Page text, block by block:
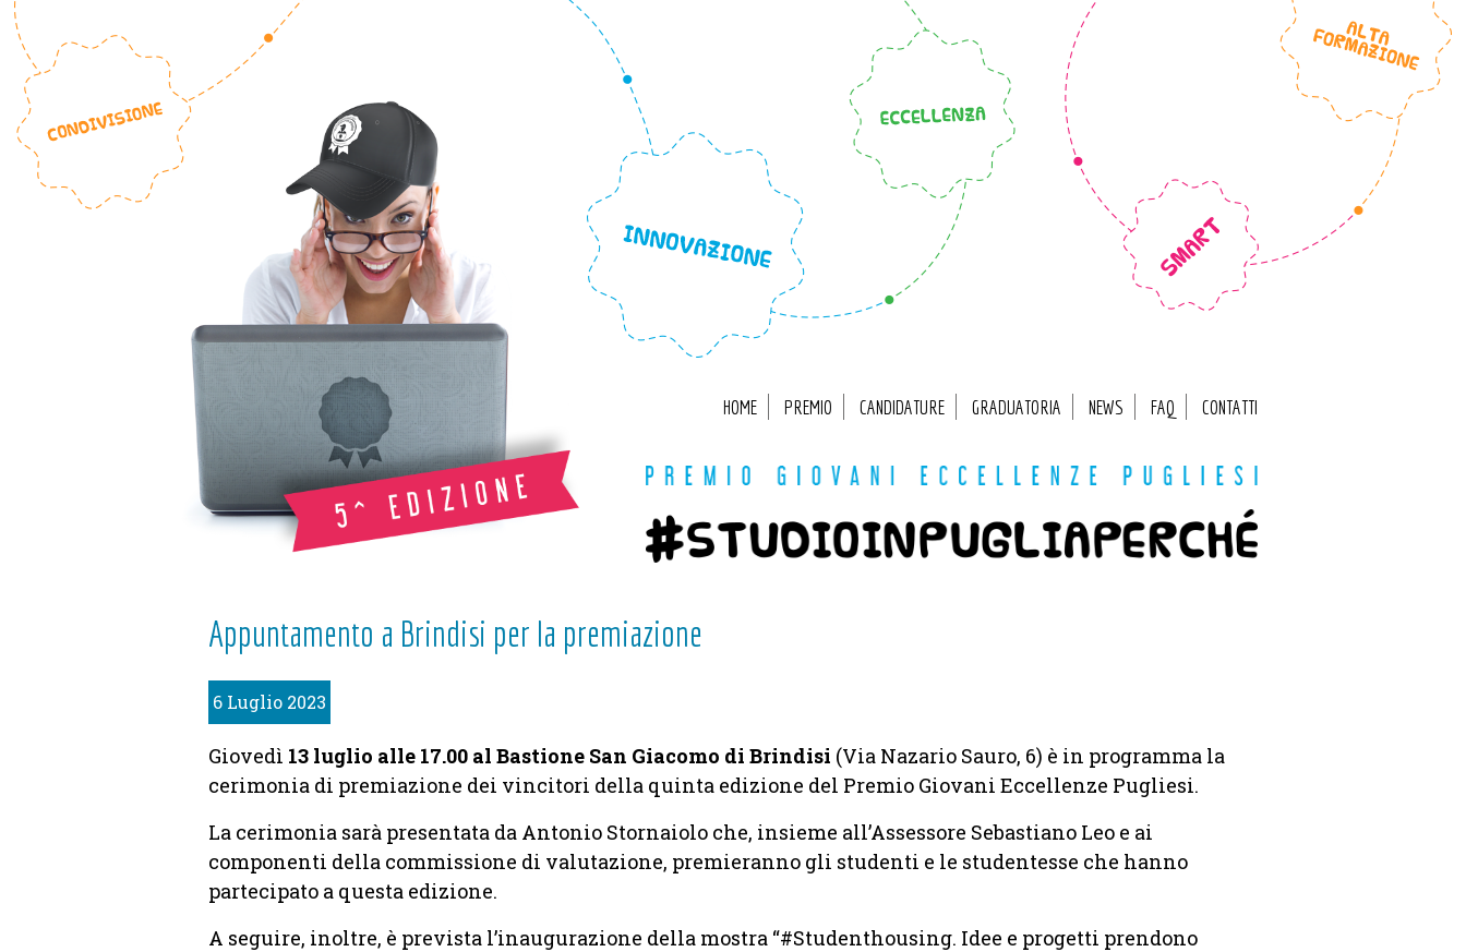
HOME PREMIO CANDIDATURE GRADUATORIA NEWS FAQ CONTATTI
Appuntamento a Brindisi per la premiazione
6 Luglio 2023
Giovedì 13 luglio alle 17.00 al Bastione San Giacomo di Brindisi (Via Nazario Sauro, 6) è in programma la
cerimonia di premiazione dei vincitori della quinta edizione del Premio Giovani Eccellenze Pugliesi.
La cerimonia sarà presentata da Antonio Stornaiolo che, insieme all’Assessore Sebastiano Leo e ai
componenti della commissione di valutazione, premieranno gli studenti e le studentesse che hanno
partecipato a questa edizione.
A seguire, inoltre, è prevista l’inaugurazione della mostra “#Studenthousing. Idee e progetti prendono